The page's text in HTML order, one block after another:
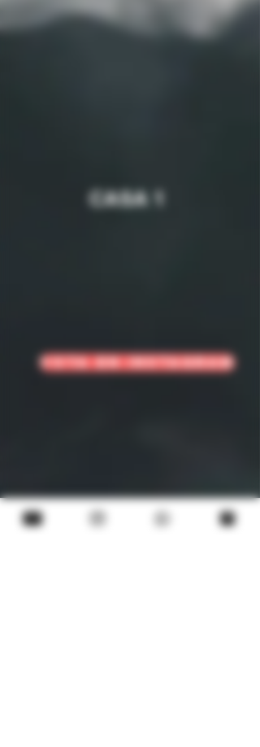
CASA 1
VOTA EN INSTAGRAM